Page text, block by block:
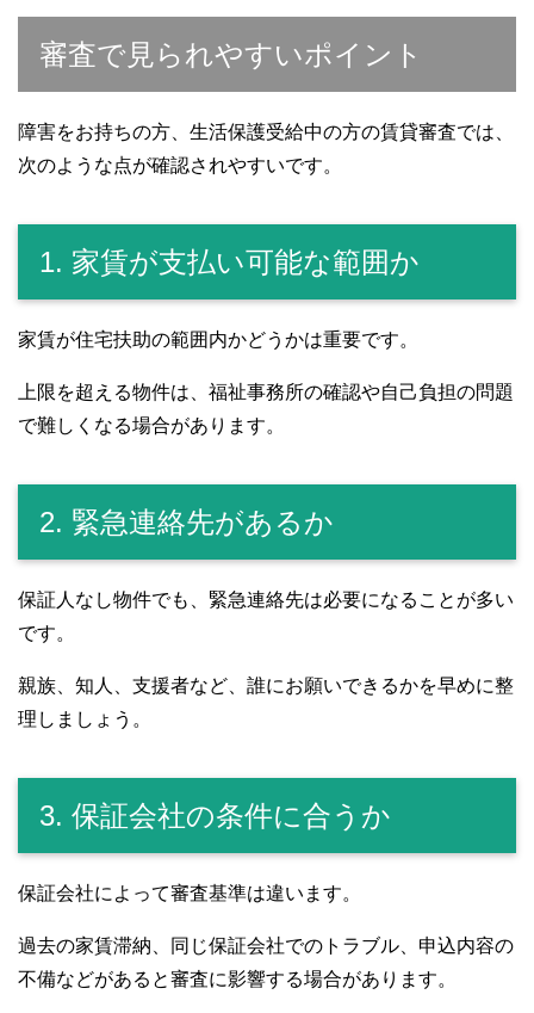
審査で見られやすいポイント
障害をお持ちの方、生活保護受給中の方の賃貸審査では、
次のような点が確認されやすいです。
1. 家賃が支払い可能な範囲か
家賃が住宅扶助の範囲内かどうかは重要です。
上限を超える物件は、福祉事務所の確認や自己負担の問題
で難しくなる場合があります。
2. 緊急連絡先があるか
保証人なし物件でも、緊急連絡先は必要になることが多い
です。
親族、知人、支援者など、誰にお願いできるかを早めに整
理しましょう。
3. 保証会社の条件に合うか
保証会社によって審査基準は違います。
過去の家賃滞納、同じ保証会社でのトラブル、申込内容の
不備などがあると審査に影響する場合があります。